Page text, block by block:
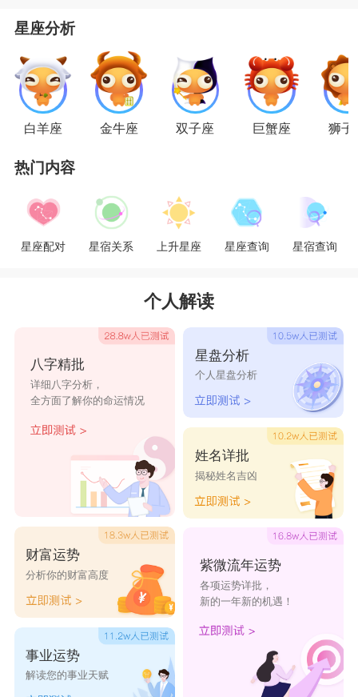
情扣分的，应该多些心灵沟通。
射手男和天秤女都缺乏对爱的坚持与耐心，天
秤女游离不定爱玩的性格和射手男喜欢四处走动喜
程中通常由射手男来主导，但是若要放在婚姻上，
恐怕就没有这般热情了。天秤女虽然不容易安定，
但是仍然需要伴侣;虽然她尊重理解射手男的放荡
不羁，自己也不愿意收到太多的牵绊，但责任心和
持好朋友式的爱恋关系，要找到共同的兴趣及生活
的目标来稳固关系，为感情不断加温，即使没有热
恋的温度，也能够过一世。
星座乐原创文章，转载需注明出处
星座分析
白羊座 金牛座 双子座 巨蟹座 狮子
热门内容
星座配对 星宿关系 上升星座 星座查询 星宿查询
个人解读
八字精批
详细八字分析，
全方面了解你的命运情况
财富运势
分析你的财富高度
事业运势
解读您的事业天赋
星盘分析
个人星盘分析
姓名详批
揭秘姓名吉凶
紫微流年运势
各项运势详批，
新的一年新的机遇！